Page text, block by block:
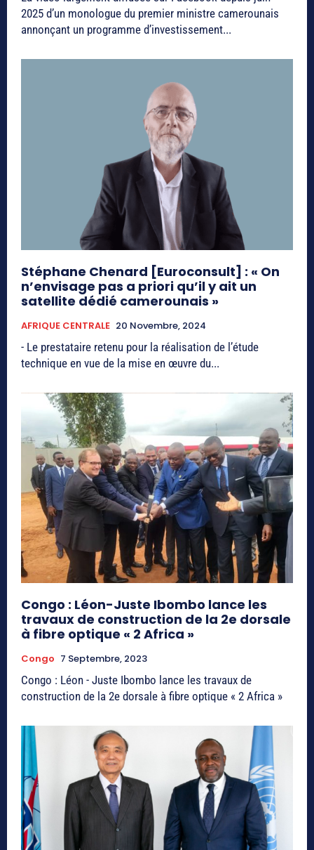
2025 d’un monologue du premier ministre camerounais
annonçant un programme d’investissement...
Stéphane Chenard [Euroconsult] : « On
n’envisage pas a priori qu’il y ait un
satellite dédié camerounais »
AFRIQUE CENTRALE 20 Novembre, 2024
- Le prestataire retenu pour la réalisation de l’étude
technique en vue de la mise en œuvre du...
Congo : Léon-Juste Ibombo lance les
travaux de construction de la 2e dorsale
à fibre optique « 2 Africa »
Congo 7 Septembre, 2023
Congo : Léon - Juste Ibombo lance les travaux de
construction de la 2e dorsale à fibre optique « 2 Africa »